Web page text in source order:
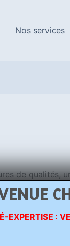
Nos services
de qualités,
où je
Il a su me
! »
EXPERTISE :